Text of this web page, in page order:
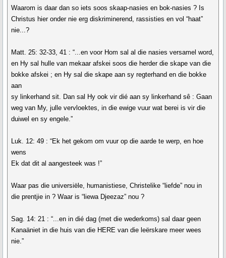
Waarom is daar dan so iets soos skaap-nasies en bok-nasies ? Is
Christus hier onder nie erg diskriminerend, rassisties en vol “haat”
nie...?
Matt. 25: 32-33, 41 : “...en voor Hom sal al die nasies versamel word,
en Hy sal hulle van mekaar afskei soos die herder die skape van die
bokke afskei ; en Hy sal die skape aan sy regterhand en die bokke
aan
sy linkerhand sit. Dan sal Hy ook vir dié aan sy linkerhand sê : Gaan
weg van My, julle vervloektes, in die ewige vuur wat berei is vir die
duiwel en sy engele.”
Luk. 12: 49 : “Ek het gekom om vuur op die aarde te werp, en hoe
wens
Ek dat dit al aangesteek was !”
Waar pas die universiële, humanistiese, Christelike “liefde” nou in
die prentjie in ? Waar is “liewa Djeezaz” nou ?
Sag. 14: 21 : “...en in dié dag (met die wederkoms) sal daar geen
Kanaäniet in die huis van die HERE van die leërskare meer wees
nie.”